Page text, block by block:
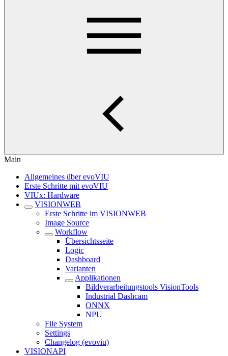
Main
Allgemeines über evoVIU
Erste Schritte mit evoVIU
VIUx: Hardware
VISIONWEB
Erste Schritte im VISIONWEB
Image Source
Workflow
Übersichtsseite
Logic
Dashboard
Varianten
Applikationen
Bildverarbeitungstools VisionTools
Industrial Dashcam
ONNX
NPU
File System
Settings
Changelog (evoviu)
VISIONAPI